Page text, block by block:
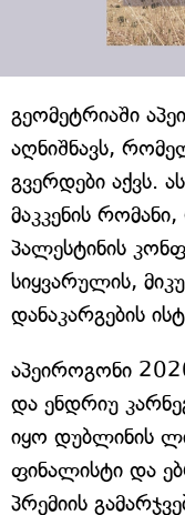
გეომეტრიაში
აღნიშნავს,
გვერდები აქვს.
მაკკენის
პალესტინის
სიყვარულის,
დანაკარგების
აპეიროგონი
და ენდრიუ
იყო დუბლინის
ფინალისტი და
პრემიის